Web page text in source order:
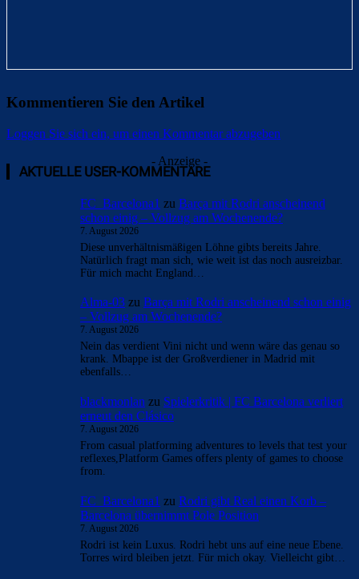
Kommentieren Sie den Artikel
Loggen Sie sich ein, um einen Kommentar abzugeben
- Anzeige -
AKTUELLE USER-KOMMENTARE
FC_Barcelona1 zu Barça mit Rodri anscheinend
schon einig – Vollzug am Wochenende?
7. August 2026
Diese unverhältnismäßigen Löhne gibts bereits Jahre.
Natürlich fragt man sich, wie weit ist das noch ausreizbar.